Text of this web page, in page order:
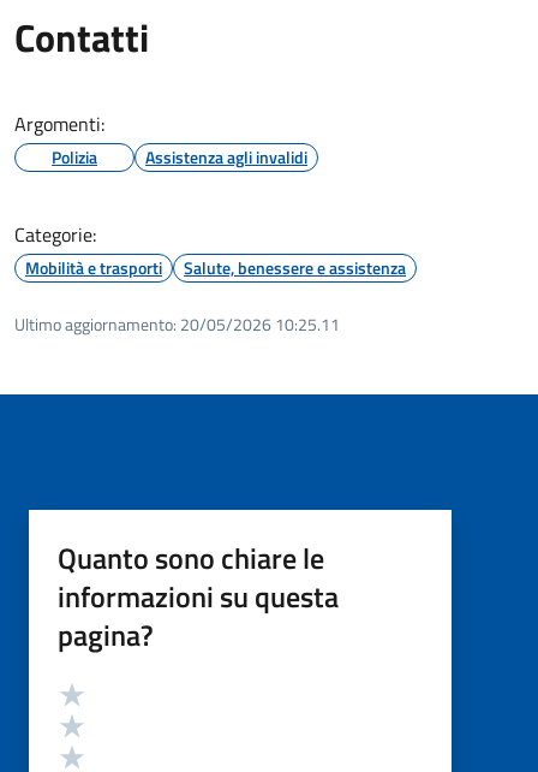
Contatti
Argomenti:
Polizia Assistenza agli invalidi
Categorie:
Mobilità e trasporti Salute, benessere e assistenza
Ultimo aggiornamento: 20/05/2026 10:25.11
Quanto sono chiare le
informazioni su questa
pagina?
Valutazione